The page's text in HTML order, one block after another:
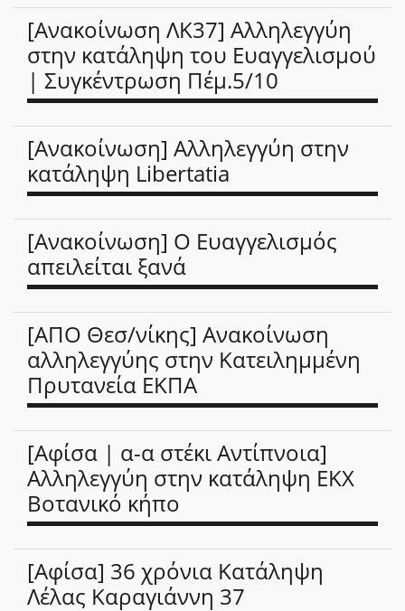
[Ανακοίνωση ΛΚ37] Αλληλεγγύη
στην κατάληψη του Ευαγγελισμού
| Συγκέντρωση Πέμ.5/10
[Ανακοίνωση] Αλληλεγγύη στην
κατάληψη Libertatia
[Ανακοίνωση] Ο Ευαγγελισμός
απειλείται ξανά
[ΑΠΟ Θεσ/νίκης] Ανακοίνωση
αλληλεγγύης στην Κατειλημμένη
Πρυτανεία ΕΚΠΑ
[Αφίσα | α-α στέκι Αντίπνοια]
Αλληλεγγύη στην κατάληψη ΕΚΧ
Βοτανικό κήπο
[Αφίσα] 36 χρόνια Κατάληψη
Λέλας Καραγιάννη 37